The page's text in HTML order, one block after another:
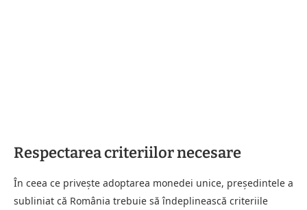
Respectarea criteriilor necesare
În ceea ce privește adoptarea monedei unice, președintele a
subliniat că România trebuie să îndeplinească criteriile